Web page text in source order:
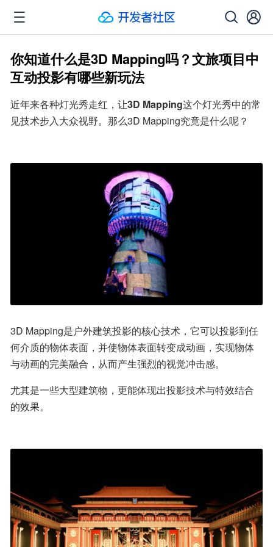
你知道什么是3D Mapping吗？文旅项目中
互动投影有哪些新玩法
近年来各种灯光秀走红，让3D Mapping这个灯光秀中的常
见技术步入大众视野。那么3D Mapping究竟是什么呢？
3D Mapping是户外建筑投影的核心技术，它可以投影到任
何介质的物体表面，并使物体表面转变成动画，实现物体
与动画的完美融合，从而产生强烈的视觉冲击感。
尤其是一些大型建筑物，更能体现出投影技术与特效结合
的效果。